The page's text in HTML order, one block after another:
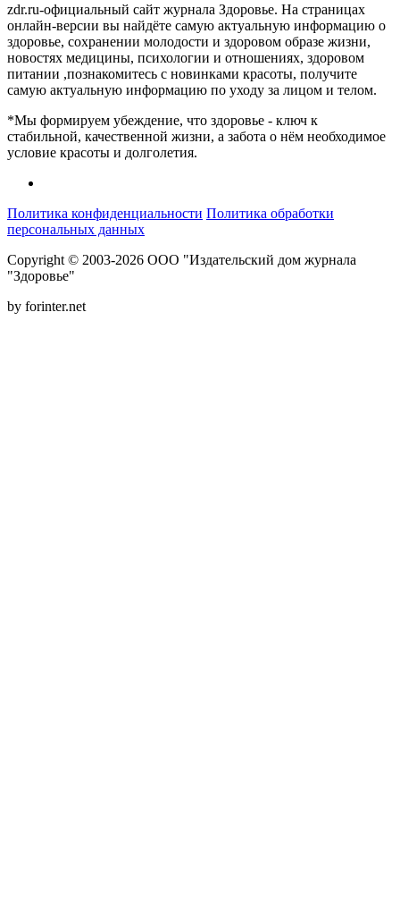
zdr.ru-официальный сайт журнала Здоровье. На страницах
онлайн-версии вы найдёте самую актуальную информацию о
здоровье, сохранении молодости и здоровом образе жизни,
новостях медицины, психологии и отношениях, здоровом
питании ,познакомитесь с новинками красоты, получите
самую актуальную информацию по уходу за лицом и телом.
*Мы формируем убеждение, что здоровье - ключ к
стабильной, качественной жизни, а забота о нём необходимое
условие красоты и долголетия.
Политика конфиденциальности Политика обработки
персональных данных
Copyright © 2003-2026 ООО "Издательский дом журнала
"Здоровье"
by forinter.net